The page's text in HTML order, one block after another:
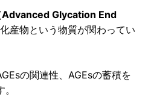
Advanced Glycation End
産物という物質が関わってい
の関連性、AGEsの蓄積を